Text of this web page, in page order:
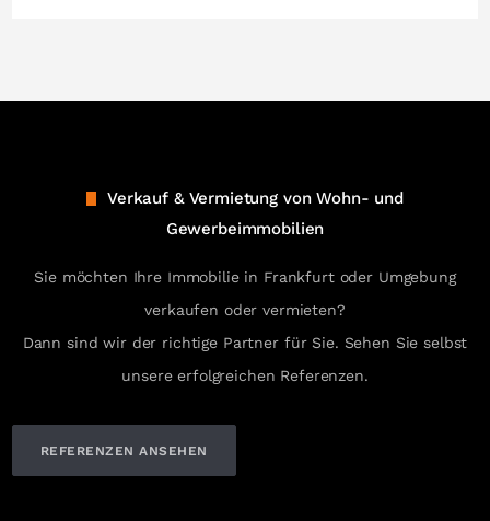
Verkauf & Vermietung von Wohn- und
Gewerbeimmobilien
Sie möchten Ihre Immobilie in Frankfurt oder Umgebung
verkaufen oder vermieten?
Dann sind wir der richtige Partner für Sie. Sehen Sie selbst
unsere erfolgreichen Referenzen.
REFERENZEN ANSEHEN